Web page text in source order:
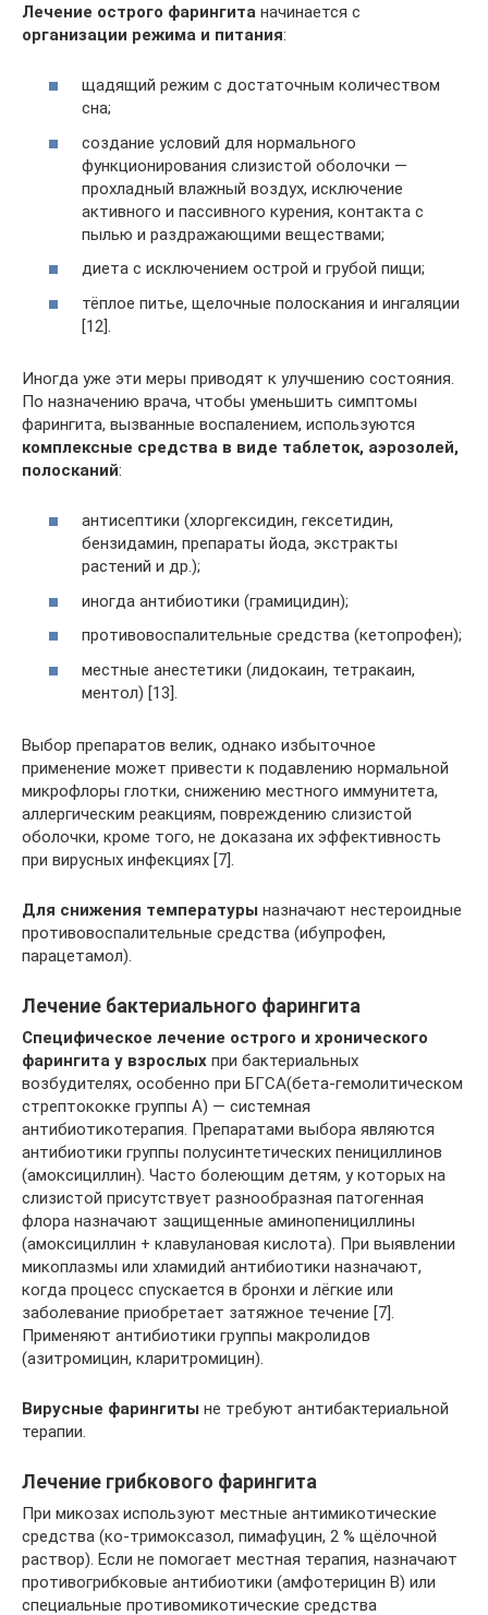
Лечение острого фарингита начинается с
организации режима и питания:
щадящий режим с достаточным количеством
сна;
создание условий для нормального
функционирования слизистой оболочки —
прохладный влажный воздух, исключение
активного и пассивного курения, контакта с
пылью и раздражающими веществами;
диета с исключением острой и грубой пищи;
тёплое питье, щелочные полоскания и ингаляции
[12].
Иногда уже эти меры приводят к улучшению состояния.
По назначению врача, чтобы уменьшить симптомы
фарингита, вызванные воспалением, используются
комплексные средства в виде таблеток, аэрозолей,
полосканий:
антисептики (хлоргексидин, гексетидин,
бензидамин, препараты йода, экстракты
растений и др.);
иногда антибиотики (грамицидин);
противовоспалительные средства (кетопрофен);
местные анестетики (лидокаин, тетракаин,
ментол) [13].
Выбор препаратов велик, однако избыточное
применение может привести к подавлению нормальной
микрофлоры глотки, снижению местного иммунитета,
аллергическим реакциям, повреждению слизистой
оболочки, кроме того, не доказана их эффективность
при вирусных инфекциях [7].
Для снижения температуры назначают нестероидные
противовоспалительные средства (ибупрофен,
парацетамол).
Лечение бактериального фарингита
Специфическое лечение острого и хронического
фарингита у взрослых при бактериальных
возбудителях, особенно при БГСА(бета-гемолитическом
стрептококке группы А) — системная
антибиотикотерапия. Препаратами выбора являются
антибиотики группы полусинтетических пенициллинов
(амоксициллин). Часто болеющим детям, у которых на
слизистой присутствует разнообразная патогенная
флора назначают защищенные аминопенициллины
(амоксициллин + клавулановая кислота). При выявлении
микоплазмы или хламидий антибиотики назначают,
когда процесс спускается в бронхи и лёгкие или
заболевание приобретает затяжное течение [7].
Применяют антибиотики группы макролидов
(азитромицин, кларитромицин).
Вирусные фарингиты не требуют антибактериальной
терапии.
Лечение грибкового фарингита
При микозах используют местные антимикотические
средства (ко-тримоксазол, пимафуцин, 2 % щёлочной
раствор). Если не помогает местная терапия, назначают
противогрибковые антибиотики (амфотерицин В) или
специальные противомикотические средства